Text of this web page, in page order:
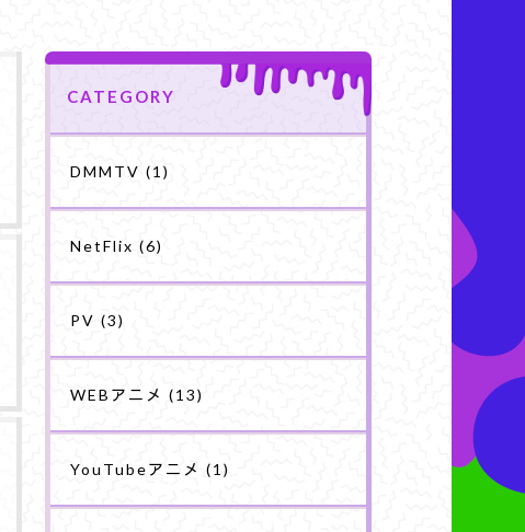
CATEGORY
DMMTV (1)
NetFlix (6)
PV (3)
WEBアニメ (13)
YouTubeアニメ (1)